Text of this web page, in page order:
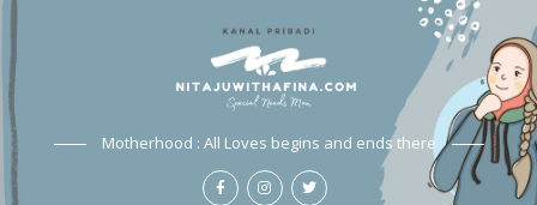
Motherhood : All Loves begins and ends there